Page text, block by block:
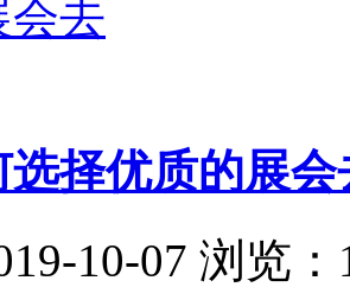
择优质的展
10-07 浏览：